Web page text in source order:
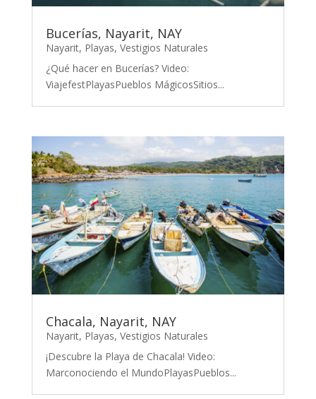
Bucerías, Nayarit, NAY
Nayarit, Playas, Vestigios Naturales
¿Qué hacer en Bucerías? Video:
ViajefestPlayasPueblos MágicosSitios...
Chacala, Nayarit, NAY
Nayarit, Playas, Vestigios Naturales
¡Descubre la Playa de Chacala! Video:
Marconociendo el MundoPlayasPueblos...